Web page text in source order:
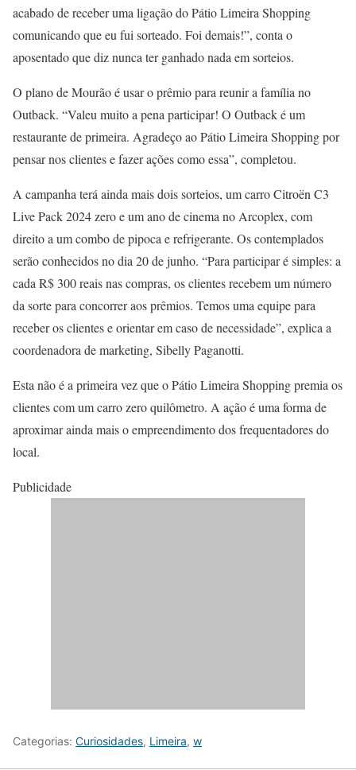
acabado de receber uma ligação do Pátio Limeira Shopping
comunicando que eu fui sorteado. Foi demais!”, conta o
aposentado que diz nunca ter ganhado nada em sorteios.
O plano de Mourão é usar o prêmio para reunir a família no
Outback. “Valeu muito a pena participar! O Outback é um
restaurante de primeira. Agradeço ao Pátio Limeira Shopping por
pensar nos clientes e fazer ações como essa”, completou.
A campanha terá ainda mais dois sorteios, um carro Citroën C3
Live Pack 2024 zero e um ano de cinema no Arcoplex, com
direito a um combo de pipoca e refrigerante. Os contemplados
serão conhecidos no dia 20 de junho. “Para participar é simples: a
cada R$ 300 reais nas compras, os clientes recebem um número
da sorte para concorrer aos prêmios. Temos uma equipe para
receber os clientes e orientar em caso de necessidade”, explica a
coordenadora de marketing, Sibelly Paganotti.
Esta não é a primeira vez que o Pátio Limeira Shopping premia os
clientes com um carro zero quilômetro. A ação é uma forma de
aproximar ainda mais o empreendimento dos frequentadores do
local.
Publicidade
Categorias: Curiosidades, Limeira, w